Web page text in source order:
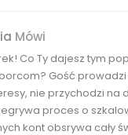
Mówi
Co Ty dajesz tym
Gość
nie przychodzi na
proces o
kont obsrywa cały